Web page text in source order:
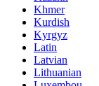
Khmer
Kurdish
Kyrgyz
Latin
Latvian
Lithuanian